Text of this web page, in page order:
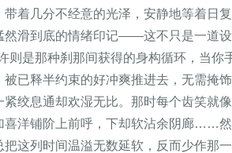
带着几分不经意的光泽，安静地等着日
然滑到底的情绪印记——这不只是一道
则是那种刹那间获得的身构循环，当你
被已释半约束的好冲爽推进去，无需掩
紧绞息通却欢湿无比。那时每个齿笑
喜洋铺阶上前呼，下却软沾余阴廊……
把这列时间温溢无数延软，反而少作那